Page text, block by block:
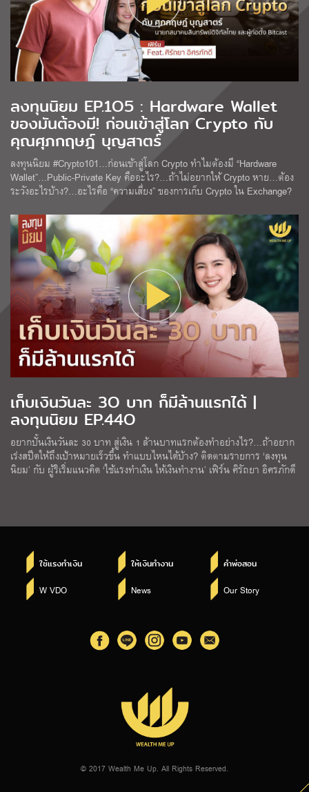
ลงทุนนิยม EP.1O5 : Hardware Wallet
ของมันต้องมี! ก่อนเข้าสู่โลก Crypto กับ
คุณศุภกฤษฎ์ บุญสาตร์
ลงทุนนิยม #Crypto101…ก่อนเข้าสู่โลก Crypto ทำไมต้องมี “Hardware
Wallet”…Public-Private Key คืออะไร?…ถ้าไม่อยากให้ Crypto หาย…ต้อง
ระวังอะไรบ้าง?…อะไรคือ “ความเสี่ยง” ของการเก็บ Crypto ใน Exchange?
เก็บเงินวันละ 3O บาท ก็มีล้านแรกได้ |
ลงทุนนิยม EP.44O
อยากปั้นเงินวันละ 30 บาท สู่เงิน 1 ล้านบาทแรกต้องทำอย่างไร?…ถ้าอยาก
เร่งสปีดให้ถึงเป้าหมายเร็วขึ้น ทำแบบไหนได้บ้าง? ติดตามรายการ ‘ลงทุน
นิยม’ กับ ผู้ริเริ่มแนวคิด ‘ใช้แรงทำเงิน ให้เงินทำงาน’ เฟิร์น ศิรัถยา อิศรภักดี
ใช้แรงทำเงิน ให้เงินทำงาน คำพ่อสอน
W VDO News Our Story
© 2017 Wealth Me Up. All Rights Reserved.